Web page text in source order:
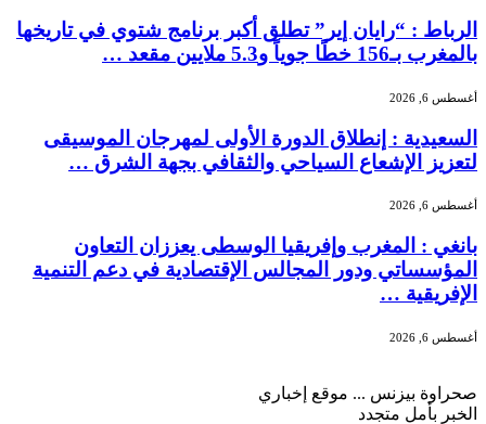
الرباط : “رايان إير” تطلق أكبر برنامج شتوي في تاريخها
بالمغرب بـ156 خطًا جوياً و5.3 ملايين مقعد …
أغسطس 6, 2026
السعيدية : إنطلاق الدورة الأولى لمهرجان الموسيقى
لتعزيز الإشعاع السياحي والثقافي بجهة الشرق …
أغسطس 6, 2026
بانغي : المغرب وإفريقيا الوسطى يعززان التعاون
المؤسساتي ودور المجالس الإقتصادية في دعم التنمية
الإفريقية …
أغسطس 6, 2026
صحراوة بيزنس ... موقع إخباري
الخبر بأمل متجدد